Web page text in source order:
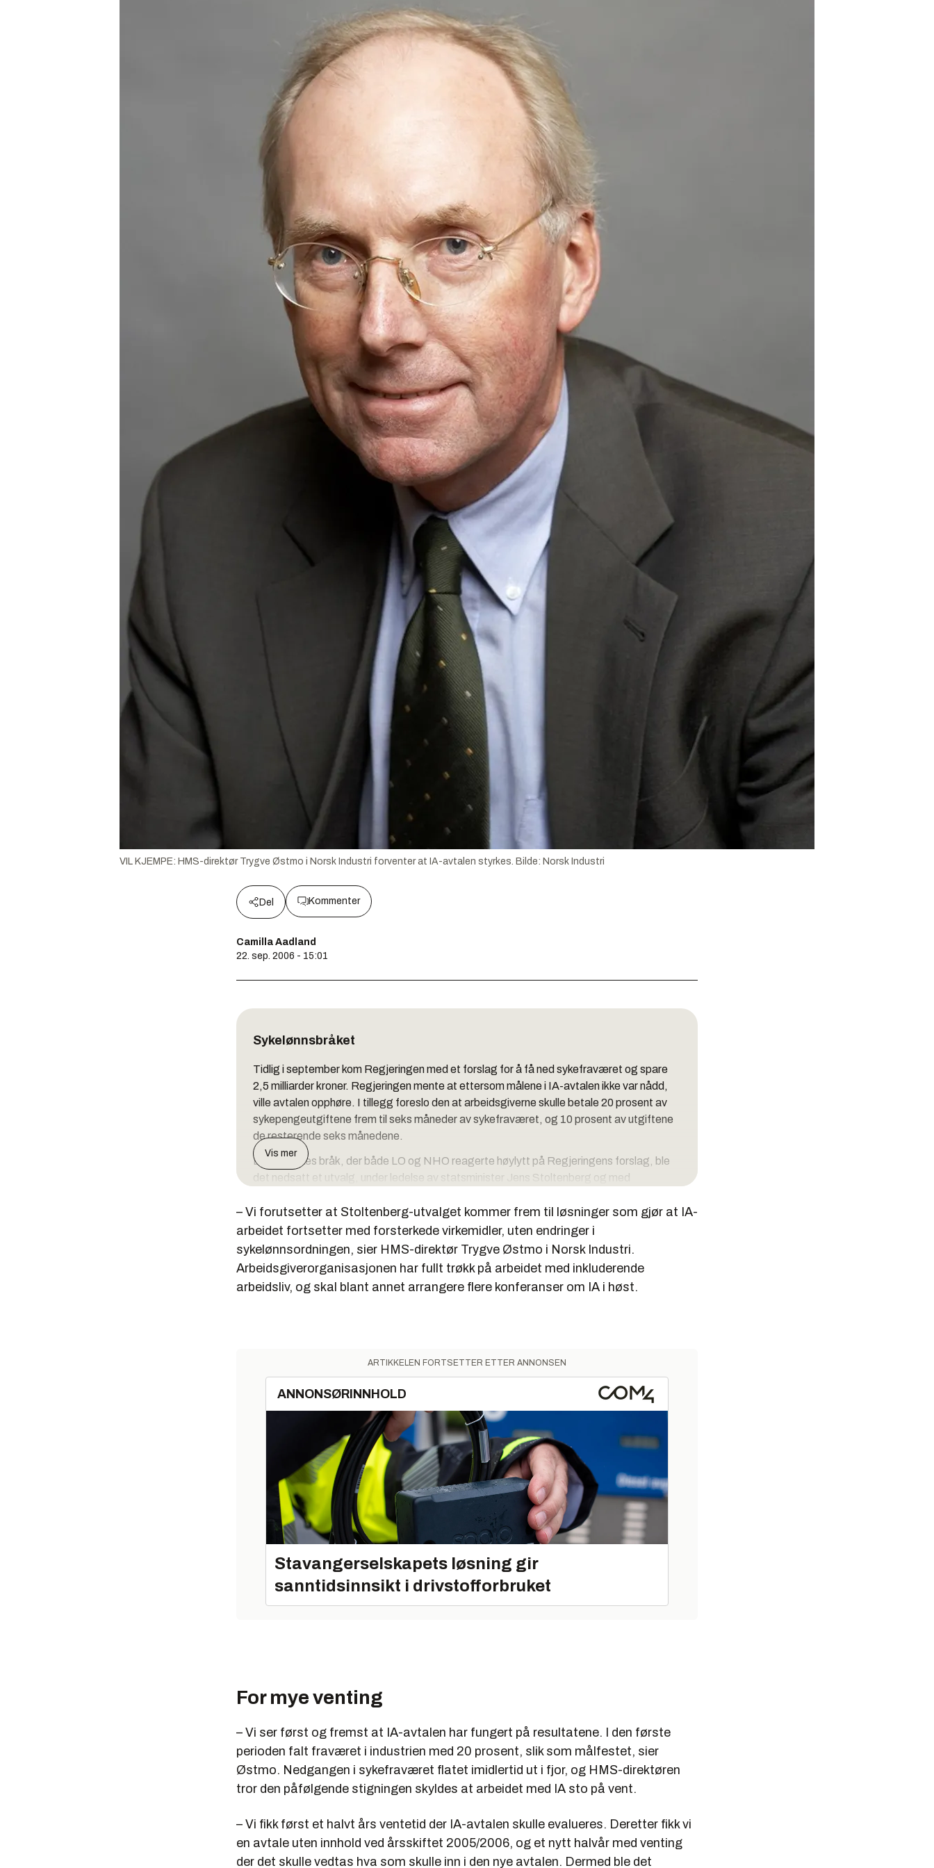
VIL KJEMPE: HMS-direktør Trygve Østmo i Norsk Industri forventer at IA-avtalen styrkes. Bilde: Norsk Industri
Del Kommenter
Camilla Aadland
22. sep. 2006 - 15:01
Sykelønnsbråket
Tidlig i september kom Regjeringen med et forslag for å få ned sykefraværet og spare
2,5 milliarder kroner. Regjeringen mente at ettersom målene i IA-avtalen ikke var nådd,
ville avtalen opphøre. I tillegg foreslo den at arbeidsgiverne skulle betale 20 prosent av
sykepengeutgiftene frem til seks måneder av sykefraværet, og 10 prosent av utgiftene
de resterende seks månedene.
Etter en ukes bråk, der både LO og NHO reagerte høylytt på Regjeringens forslag, ble
det nedsatt et utvalg, under ledelse av statsminister Jens Stoltenberg og med
skal se på nye løsninger for å få ned sykefraværet. Fristen for å komme med forslag er
satt til 1. november.
Vis mer
– Vi forutsetter at Stoltenberg-utvalget kommer frem til løsninger som gjør at IA-
arbeidet fortsetter med forsterkede virkemidler, uten endringer i
sykelønnsordningen, sier HMS-direktør Trygve Østmo i Norsk Industri.
Arbeidsgiverorganisasjonen har fullt trøkk på arbeidet med inkluderende
arbeidsliv, og skal blant annet arrangere flere konferanser om IA i høst.
ARTIKKELEN FORTSETTER ETTER ANNONSEN
ANNONSØRINNHOLD
Stavangerselskapets løsning gir
sanntidsinnsikt i drivstofforbruket
For mye venting
– Vi ser først og fremst at IA-avtalen har fungert på resultatene. I den første
perioden falt fraværet i industrien med 20 prosent, slik som målfestet, sier
Østmo. Nedgangen i sykefraværet flatet imidlertid ut i fjor, og HMS-direktøren
tror den påfølgende stigningen skyldes at arbeidet med IA sto på vent.
– Vi fikk først et halvt års ventetid der IA-avtalen skulle evalueres. Deretter fikk vi
en avtale uten innhold ved årsskiftet 2005/2006, og et nytt halvår med venting
der det skulle vedtas hva som skulle inn i den nye avtalen. Dermed ble det